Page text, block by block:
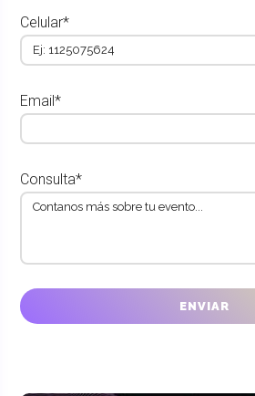
Celular*
Email*
Consulta*